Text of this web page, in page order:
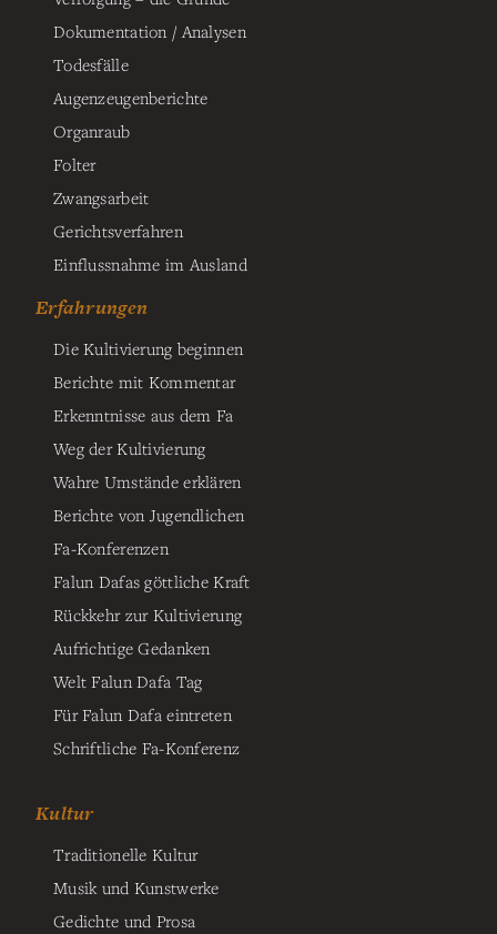
Dokumentation / Analysen
Todesfälle
Augenzeugenberichte
Organraub
Folter
Zwangsarbeit
Gerichtsverfahren
Einflussnahme im Ausland
Erfahrungen
Die Kultivierung beginnen
Berichte mit Kommentar
Erkenntnisse aus dem Fa
Weg der Kultivierung
Wahre Umstände erklären
Berichte von Jugendlichen
Fa-Konferenzen
Falun Dafas göttliche Kraft
Rückkehr zur Kultivierung
Aufrichtige Gedanken
Welt Falun Dafa Tag
Für Falun Dafa eintreten
Schriftliche Fa-Konferenz
Kultur
Traditionelle Kultur
Musik und Kunstwerke
Gedichte und Prosa